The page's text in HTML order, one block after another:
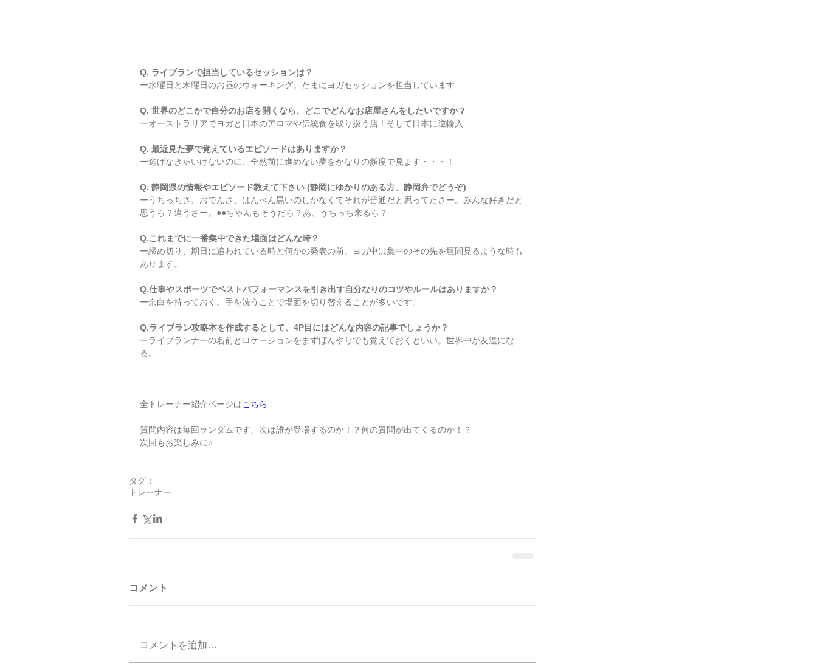
Q. ライブランで担当しているセッションは？
ー水曜日と木曜日のお昼のウォーキング。たまにヨガセッションを担当しています
Q. 世界のどこかで自分のお店を開くなら、どこでどんなお店屋さんをしたいですか？
ーオーストラリアでヨガと日本のアロマや伝統食を取り扱う店！そして日本に逆輸入
Q. 最近見た夢で覚えているエピソードはありますか？
ー逃げなきゃいけないのに、全然前に進めない夢をかなりの頻度で見ます・・・！
Q. 静岡県の情報やエピソード教えて下さい (静岡にゆかりのある方、静岡弁でどうぞ)
ーうちっちさ、おでんさ、はんぺん黒いのしかなくてそれが普通だと思ってたさー。みんな好きだと
思うら？違うさー。●●ちゃんもそうだら？あ、うちっち来るら？
Q.これまでに一番集中できた場面はどんな時？
ー締め切り、期日に追われている時と何かの発表の前。ヨガ中は集中のその先を垣間見るような時も
あります。
Q.仕事やスポーツでベストパフォーマンスを引き出す自分なりのコツやルールはありますか？
ー余白を持っておく。手を洗うことで場面を切り替えることが多いです。
Q.ライブラン攻略本を作成するとして、4P目にはどんな内容の記事でしょうか？
ーライブランナーの名前とロケーションをまずぼんやりでも覚えておくといい。世界中が友達にな
る。
全トレーナー紹介ページはこちら
質問内容は毎回ランダムです、次は誰が登場するのか！？何の質問が出てくるのか！？
次回もお楽しみに♪
タグ：
トレーナー
コメント
コメントを追加…